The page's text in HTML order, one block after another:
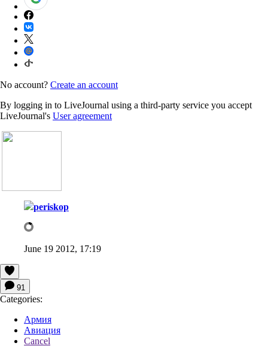
No account? Create an account
By logging in to LiveJournal using a third-party service you accept
LiveJournal's User agreement
periskop
June 19 2012, 17:19
91
Categories:
Армия
Авиация
Cancel